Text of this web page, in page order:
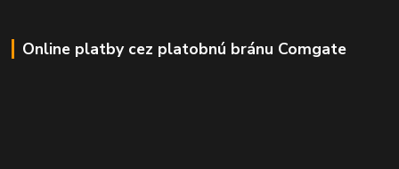
Online platby cez platobnú bránu Comgate